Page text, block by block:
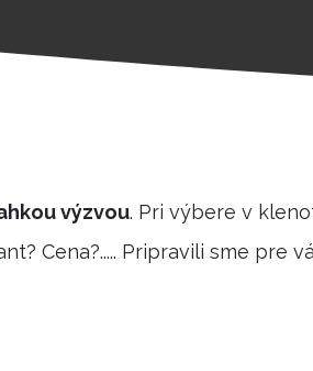
výzvou. Pri výbere v
Cena?..... Pripravili sme pre